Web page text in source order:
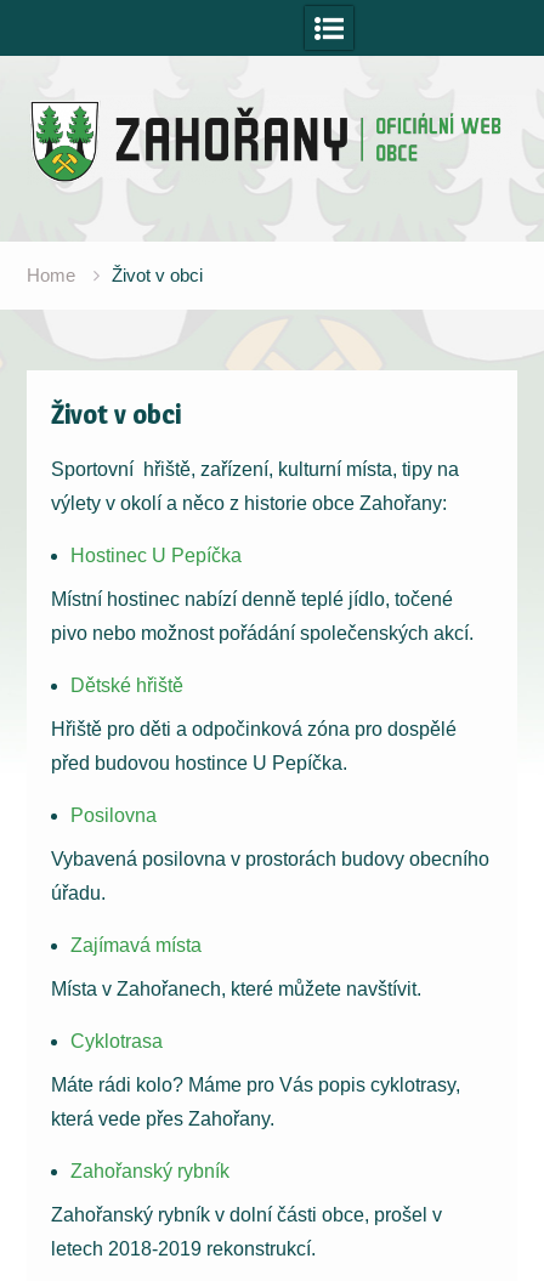
Home Život v obci
Život v obci
Sportovní hřiště, zařízení, kulturní místa, tipy na
výlety v okolí a něco z historie obce Zahořany:
Hostinec U Pepíčka
Místní hostinec nabízí denně teplé jídlo, točené
pivo nebo možnost pořádání společenských akcí.
Dětské hřiště
Hřiště pro děti a odpočinková zóna pro dospělé
před budovou hostince U Pepíčka.
Posilovna
Vybavená posilovna v prostorách budovy obecního
úřadu.
Zajímavá místa
Místa v Zahořanech, které můžete navštívit.
Cyklotrasa
Máte rádi kolo? Máme pro Vás popis cyklotrasy,
která vede přes Zahořany.
Zahořanský rybník
Zahořanský rybník v dolní části obce, prošel v
letech 2018-2019 rekonstrukcí.